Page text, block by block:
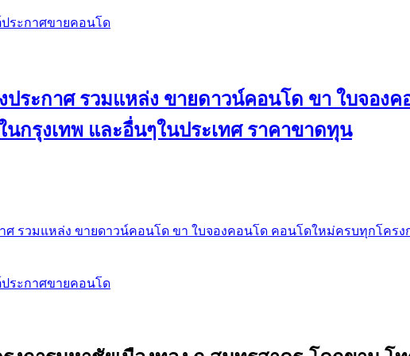
ระกาศขายคอนโด
ประกาศ รวมแหล่ง ขายดาวน์คอนโด ขา ใบจอง
กรุงเทพ และอื่นๆในประเทศ ราคาขาดทุน
ศ รวมแหล่ง ขายดาวน์คอนโด ขา ใบจองคอนโด คอนโดใหม่ครบทุกโคร
ระกาศขายคอนโด